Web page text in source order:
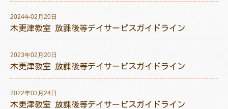
2024年02月20日
木更津教室 放課後等デイサービスガイドライン
2023年02月20日
木更津教室 放課後等デイサービスガイドライン
2022年03月24日
木更津教室 放課後等デイサービスガイドライン